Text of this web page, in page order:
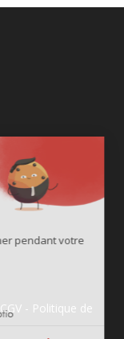
CGV - Politique de